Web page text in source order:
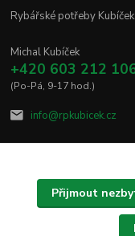
Rybářské potřeby Kubíček
Michal Kubíček
+420 603 212
(Po-Pá, 9-17 hod.)
info@rpkubicek.cz
Přijmout